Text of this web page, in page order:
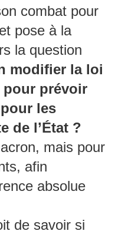
combat pour
pose à la
la question
modifier la loi
pour prévoir
les
de l’État ?
mais pour
afin
absolue
de savoir si